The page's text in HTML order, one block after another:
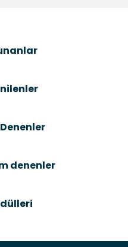
bilgiler bulunuyor.
daha pahalı.
denenler